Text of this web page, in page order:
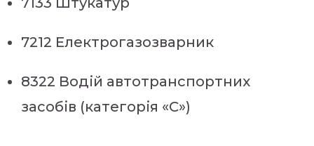
7212 Електрогазозварник
8322 Водій автотранспортних
засобів (категорія «С»)